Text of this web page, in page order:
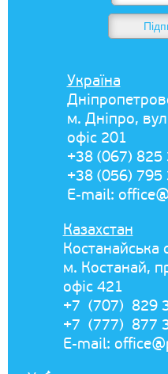
Україна
м. Дніпро,
офіс 201
+38 (067) 825
+38 (056) 795
E-mail:
Казахстан
Костанайська
м. Костанай,
офіс 421
+7 (707) 829
+7 (777) 877
E-mail: